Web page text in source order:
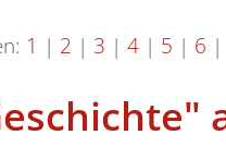
1 | 2 | 3 | 4 | 5 | 6 |